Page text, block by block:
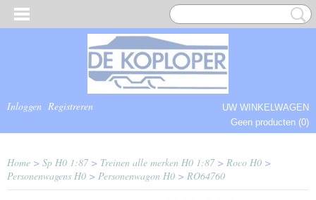
Inloggen Registreren
UW WINKELWAGEN
Geen producten (0)
Home > Sp H0 1:87> Treinen alle merken H0 1:87> Roco H0 >
Personenwagens H0 > Personenwagon H0 > RO64760